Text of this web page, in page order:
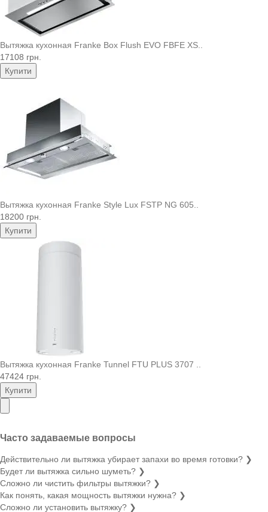
Вытяжка кухонная Franke Box Flush EVO FBFE XS..
17108 грн.
Купити
Вытяжка кухонная Franke Style Lux FSTP NG 605..
18200 грн.
Купити
Вытяжка кухонная Franke Tunnel FTU PLUS 3707 ..
47424 грн.
Купити
Часто задаваемые вопросы
Действительно ли вытяжка убирает запахи во время готовки? ❯
Будет ли вытяжка сильно шуметь? ❯
Сложно ли чистить фильтры вытяжки? ❯
Как понять, какая мощность вытяжки нужна? ❯
Сложно ли установить вытяжку? ❯